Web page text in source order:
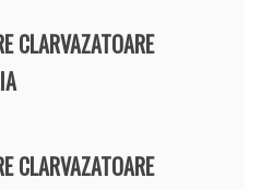
CLARVAZATOARE
CLARVAZATOARE